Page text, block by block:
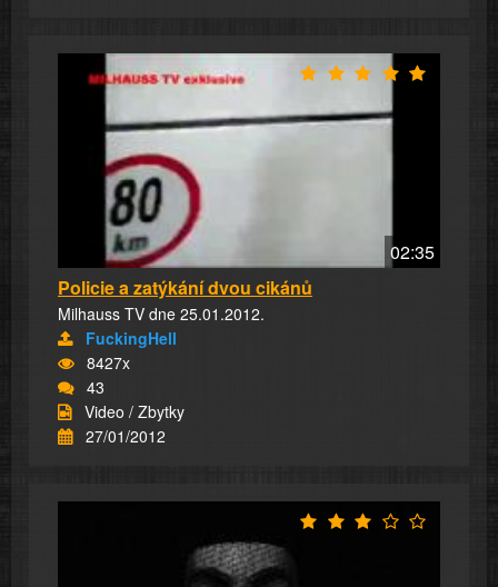
02:35
Policie a zatýkání dvou cikánů
Milhauss TV dne 25.01.2012.
FuckingHell
8427x
43
Video / Zbytky
27/01/2012